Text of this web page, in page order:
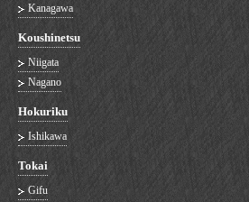
Kanagawa
Koushinetsu
Niigata
Nagano
Hokuriku
Ishikawa
Tokai
Gifu